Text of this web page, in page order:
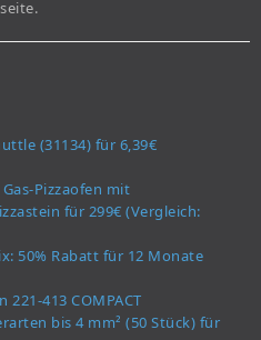
(31134) für 6,39€
Pizzaofen mit
für 299€ (Vergleich:
50% Rabatt für 12 Monate
413 COMPACT
bis 4 mm² (50 Stück) für